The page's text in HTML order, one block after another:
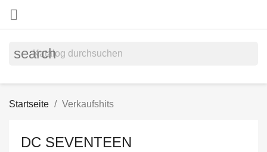

search
Startseite Verkaufshits
DC SEVENTEEN